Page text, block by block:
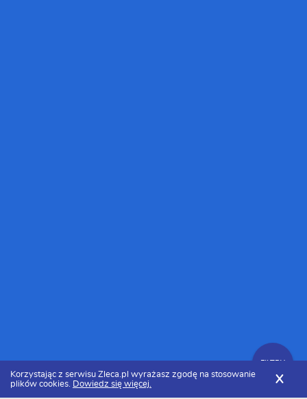
FILTRY
Korzystając z serwisu Zleca.pl wyrażasz zgodę na stosowanie
plików cookies. Dowiedz się więcej. X